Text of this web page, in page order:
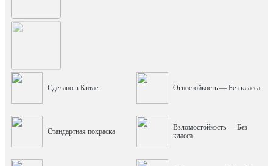
Сделано в Китае Огнестойкость — Без класса
Стандартная покраска
Взломостойкость — Без
класса